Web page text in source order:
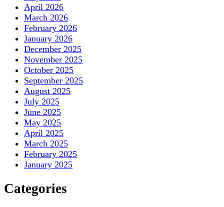
April 2026
March 2026
February 2026
January 2026
December 2025
November 2025
October 2025
September 2025
August 2025
July 2025
June 2025
May 2025
April 2025
March 2025
February 2025
January 2025
Categories